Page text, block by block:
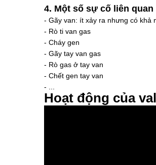
4. Một số sự cố liên quan
- Gãy van: ít xảy ra nhưng có khả
- Rò ti van gas
- Cháy gen
- Gãy tay van gas
- Rò gas ở tay van
- Chết gen tay van
- ...
Hoạt động của